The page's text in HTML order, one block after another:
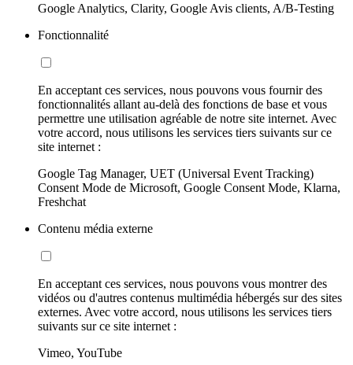
Google Analytics, Clarity, Google Avis clients, A/B-Testing
Fonctionnalité
En acceptant ces services, nous pouvons vous fournir des
fonctionnalités allant au-delà des fonctions de base et vous
permettre une utilisation agréable de notre site internet. Avec
votre accord, nous utilisons les services tiers suivants sur ce
site internet :
Google Tag Manager, UET (Universal Event Tracking)
Consent Mode de Microsoft, Google Consent Mode, Klarna,
Freshchat
Contenu média externe
En acceptant ces services, nous pouvons vous montrer des
vidéos ou d'autres contenus multimédia hébergés sur des sites
externes. Avec votre accord, nous utilisons les services tiers
suivants sur ce site internet :
Vimeo, YouTube